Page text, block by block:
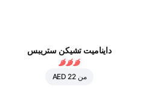
دايناميت تشيكن ستريبس
منAED 22